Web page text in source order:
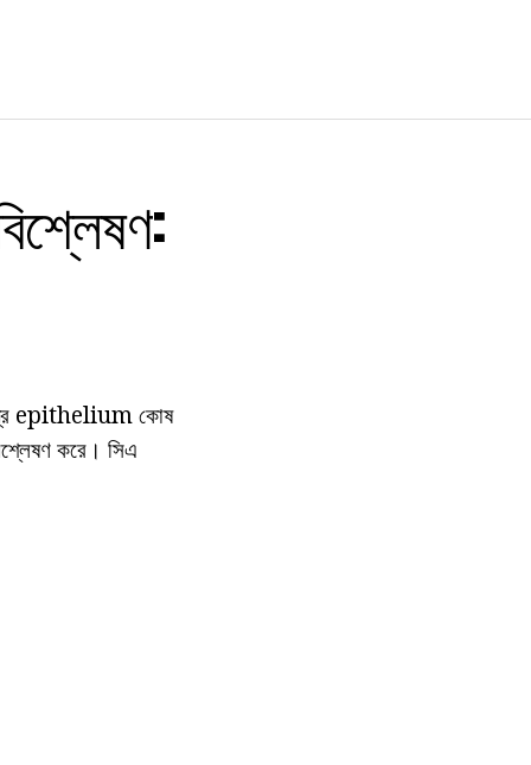
epithelium কোষ
করে। সিএ